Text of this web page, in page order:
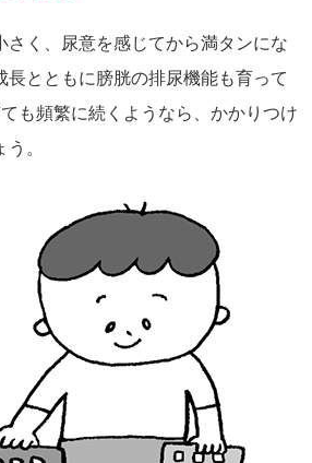
さく、尿意を感じてから満タンにな
長とともに膀胱の排尿機能も育って
も頻繁に続くようなら、かかりつけ
。